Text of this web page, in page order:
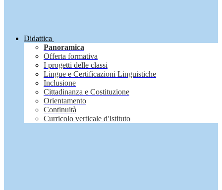
Didattica
Panoramica
Offerta formativa
I progetti delle classi
Lingue e Certificazioni Linguistiche
Inclusione
Cittadinanza e Costituzione
Orientamento
Continuità
Curricolo verticale d'Istituto